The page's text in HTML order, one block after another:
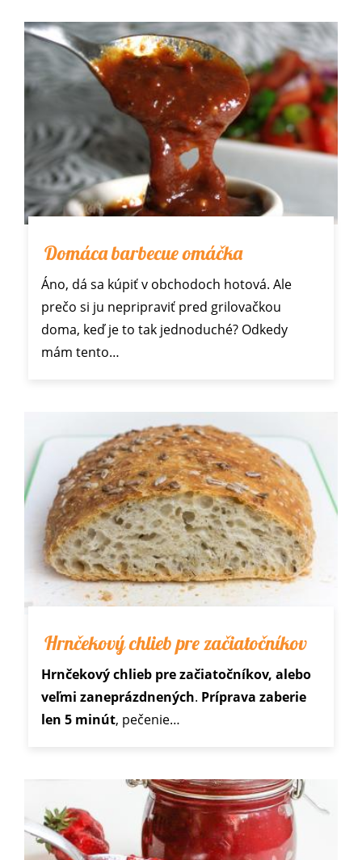
Domáca barbecue omáčka
Áno, dá sa kúpiť v obchodoch hotová. Ale
prečo si ju nepripraviť pred grilovačkou
doma, keď je to tak jednoduché? Odkedy
mám tento…
Hrnčekový chlieb pre začiatočníkov
Hrnčekový chlieb pre začiatočníkov, alebo
veľmi zaneprázdnených. Príprava zaberie
len 5 minút, pečenie…